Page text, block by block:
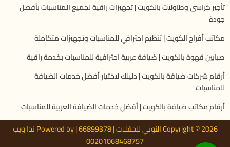
تأجير كراسى وطاولات بالكويت | تجهيزات راقية لجميع المناسبات بأفضل
جودة
مكاتب أفراح الكويت | تنظيم احترافي للمناسبات وتجهيزات متكاملة
صبابين قهوة بالكويت | ضيافة عربية احترافية للمناسبات بخدمة راقية
أرقام شركات ضيافة بالكويت | دليلك لاختيار أفضل خدمات الضيافة
للمناسبات
أرقام مكاتب ضيافة بالكويت | أفضل خدمات الضيافة العربية للمناسبات
Copyright © 2026 النوبي للحفلات | 66899378 | Powered by ندا ويب
00201068468757